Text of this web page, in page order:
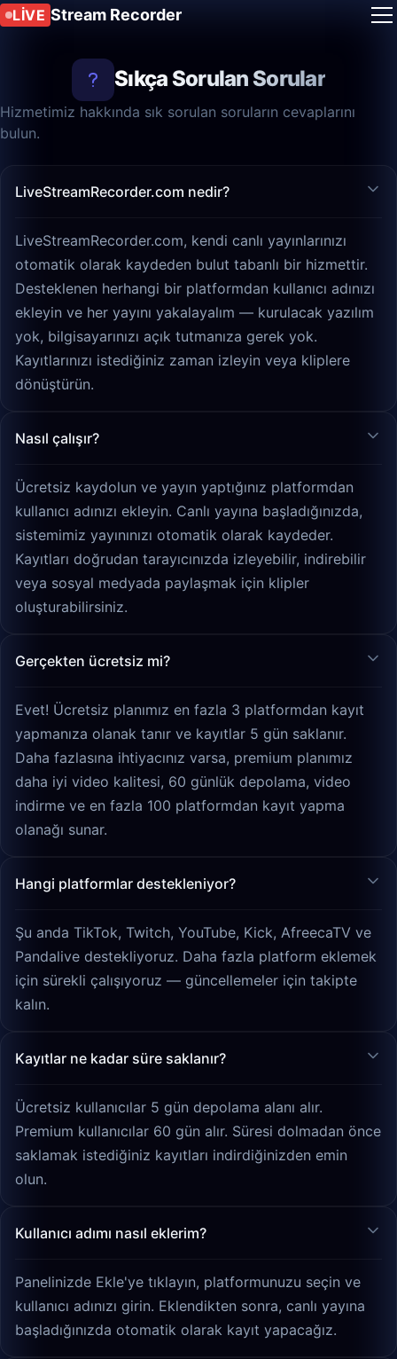
LIVE Stream Recorder
Sıkça Sorulan Sorular
Hizmetimiz hakkında sık sorulan soruların cevaplarını
bulun.
LiveStreamRecorder.com nedir?
LiveStreamRecorder.com, kendi canlı yayınlarınızı
otomatik olarak kaydeden bulut tabanlı bir hizmettir.
Desteklenen herhangi bir platformdan kullanıcı adınızı
ekleyin ve her yayını yakalayalım — kurulacak yazılım
yok, bilgisayarınızı açık tutmanıza gerek yok.
Kayıtlarınızı istediğiniz zaman izleyin veya kliplere
dönüştürün.
Nasıl çalışır?
Ücretsiz kaydolun ve yayın yaptığınız platformdan
kullanıcı adınızı ekleyin. Canlı yayına başladığınızda,
sistemimiz yayınınızı otomatik olarak kaydeder.
Kayıtları doğrudan tarayıcınızda izleyebilir, indirebilir
veya sosyal medyada paylaşmak için klipler
oluşturabilirsiniz.
Gerçekten ücretsiz mi?
Evet! Ücretsiz planımız en fazla 3 platformdan kayıt
yapmanıza olanak tanır ve kayıtlar 5 gün saklanır.
Daha fazlasına ihtiyacınız varsa, premium planımız
daha iyi video kalitesi, 60 günlük depolama, video
indirme ve en fazla 100 platformdan kayıt yapma
olanağı sunar.
Hangi platformlar destekleniyor?
Şu anda TikTok, Twitch, YouTube, Kick, AfreecaTV ve
Pandalive destekliyoruz. Daha fazla platform eklemek
için sürekli çalışıyoruz — güncellemeler için takipte
kalın.
Kayıtlar ne kadar süre saklanır?
Ücretsiz kullanıcılar 5 gün depolama alanı alır.
Premium kullanıcılar 60 gün alır. Süresi dolmadan önce
saklamak istediğiniz kayıtları indirdiğinizden emin
olun.
Kullanıcı adımı nasıl eklerim?
Panelinizde Ekle'ye tıklayın, platformunuzu seçin ve
kullanıcı adınızı girin. Eklendikten sonra, canlı yayına
başladığınızda otomatik olarak kayıt yapacağız.